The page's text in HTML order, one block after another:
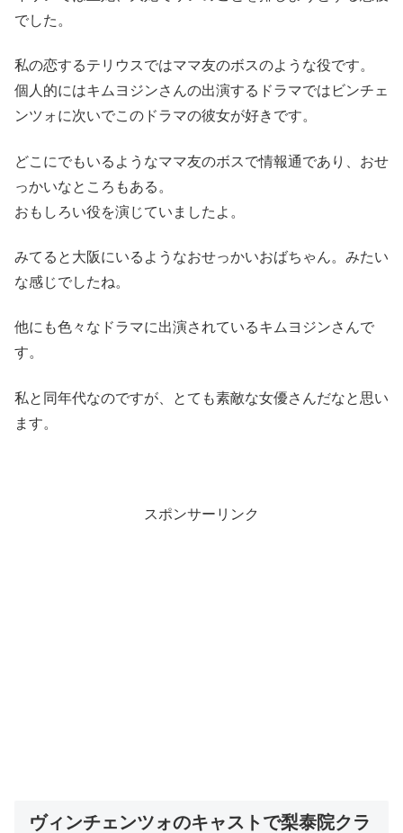
でした。
私の恋するテリウスではママ友のボスのような役です。
個人的にはキムヨジンさんの出演するドラマではビンチェ
ンツォに次いでこのドラマの彼女が好きです。
どこにでもいるようなママ友のボスで情報通であり、おせ
っかいなところもある。
おもしろい役を演じていましたよ。
みてると大阪にいるようなおせっかいおばちゃん。みたい
な感じでしたね。
他にも色々なドラマに出演されているキムヨジンさんで
す。
私と同年代なのですが、とても素敵な女優さんだなと思い
ます。
スポンサーリンク
ヴィンチェンツォのキャストで梨泰院クラ